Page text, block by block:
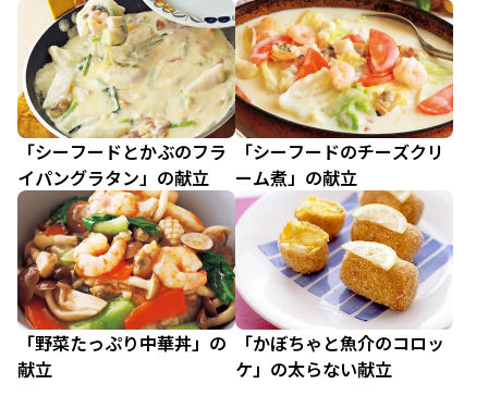
「シーフードとかぶのフラ
イパングラタン」の献立
「シーフードのチーズクリ
ーム煮」の献立
「野菜たっぷり中華丼」の
献立
「かぼちゃと魚介のコロッ
ケ」の太らない献立